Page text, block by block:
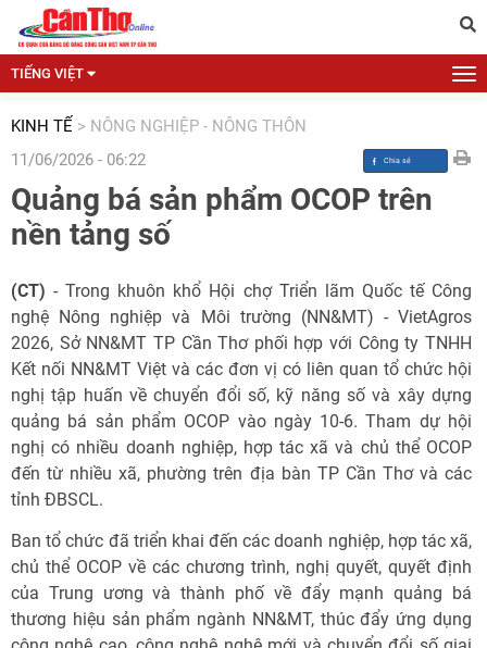
TIẾNG VIỆT
KINH TẾ > NÔNG NGHIỆP - NÔNG THÔN
11/06/2026 - 06:22
Quảng bá sản phẩm OCOP trên
nền tảng số
(CT)- Trong khuôn khổ Hội chợ Triển lãm Quốc tế Công
nghệ Nông nghiệp và Môi trường (NN&MT) - VietAgros
2026, Sở NN&MT TP Cần Thơ phối hợp với Công ty TNHH
Kết nối NN&MT Việt và các đơn vị có liên quan tổ chức hội
nghị tập huấn về chuyển đổi số, kỹ năng số và xây dựng
quảng bá sản phẩm OCOP vào ngày 10-6. Tham dự hội
nghị có nhiều doanh nghiệp, hợp tác xã và chủ thể OCOP
đến từ nhiều xã, phường trên địa bàn TP Cần Thơ và các
tỉnh ĐBSCL.
Ban tổ chức đã triển khai đến các doanh nghiệp, hợp tác xã,
chủ thể OCOP về các chương trình, nghị quyết, quyết định
của Trung ương và thành phố về đẩy mạnh quảng bá
thương hiệu sản phẩm ngành NN&MT, thúc đẩy ứng dụng